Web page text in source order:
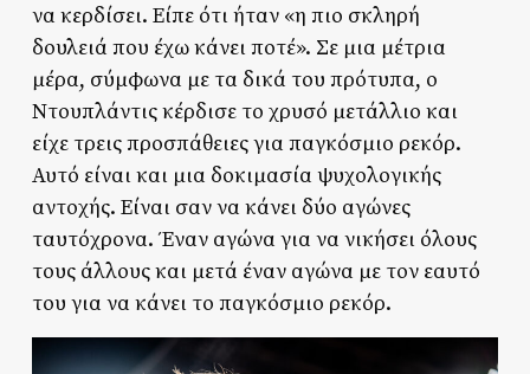
να κερδίσει. Είπε ότι ήταν «η πιο σκληρή
δουλειά που έχω κάνει ποτέ». Σε μια μέτρια
μέρα, σύμφωνα με τα δικά του πρότυπα, ο
Ντουπλάντις κέρδισε το χρυσό μετάλλιο και
είχε τρεις προσπάθειες για παγκόσμιο ρεκόρ.
Αυτό είναι και μια δοκιμασία ψυχολογικής
αντοχής. Είναι σαν να κάνει δύο αγώνες
ταυτόχρονα. Έναν αγώνα για να νικήσει όλους
τους άλλους και μετά έναν αγώνα με τον εαυτό
του για να κάνει το παγκόσμιο ρεκόρ.